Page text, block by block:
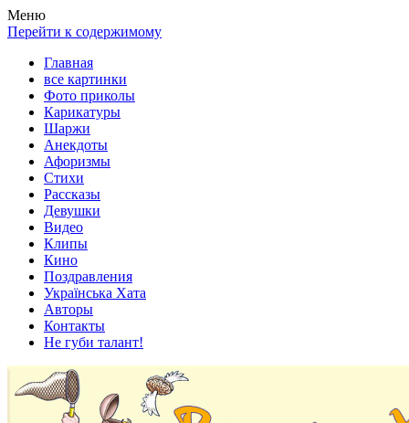
Весела хата — прикольные картинки, смешные истории,
клипы!
Покажем всем ваши фото приколы, карикатуры, шаржи, стихи,
рассказы, видео и песни!
Меню
Перейти к содержимому
Главная
все картинки
Фото приколы
Карикатуры
Шаржи
Анекдоты
Афоризмы
Стихи
Рассказы
Девушки
Видео
Клипы
Кино
Поздравления
Українська Хата
Авторы
Контакты
Не губи талант!